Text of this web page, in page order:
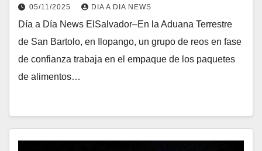
05/11/2025 DIA A DIA NEWS
Día a Día News ElSalvador–En la Aduana Terrestre
de San Bartolo, en Ilopango, un grupo de reos en fase
de confianza trabaja en el empaque de los paquetes
de alimentos…